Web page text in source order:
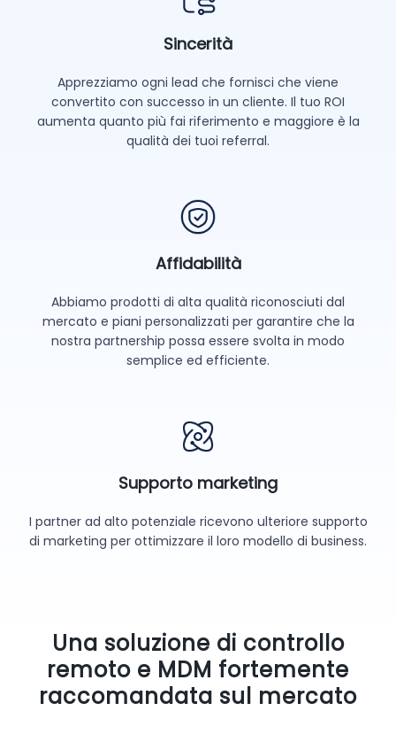
Sincerità
Apprezziamo ogni lead che fornisci che viene
convertito con successo in un cliente. Il tuo ROI
aumenta quanto più fai riferimento e maggiore è la
qualità dei tuoi referral.
Affidabilità
Abbiamo prodotti di alta qualità riconosciuti dal
mercato e piani personalizzati per garantire che la
nostra partnership possa essere svolta in modo
semplice ed efficiente.
Supporto marketing
I partner ad alto potenziale ricevono ulteriore supporto
di marketing per ottimizzare il loro modello di business.
Una soluzione di controllo
remoto e MDM fortemente
raccomandata sul mercato